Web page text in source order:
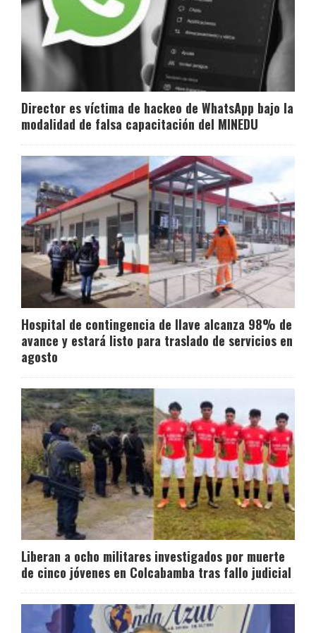
Director es víctima de hackeo de WhatsApp bajo la
modalidad de falsa capacitación del MINEDU
Hospital de contingencia de Ilave alcanza 98% de
avance y estará listo para traslado de servicios en
agosto
Liberan a ocho militares investigados por muerte
de cinco jóvenes en Colcabamba tras fallo judicial